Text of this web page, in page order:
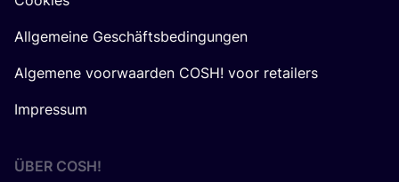
Allgemeine Geschäftsbedingungen
Algemene voorwaarden COSH! voor retailers
Impressum
ÜBER COSH!